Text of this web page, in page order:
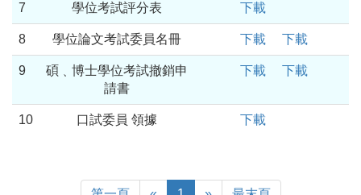
7 學位考試評分表 下載
8 學位論文考試委員名冊 下載 下載
9
碩﹑博士學位考試撤銷申
請書
下載 下載
10 口試委員 領據 下載